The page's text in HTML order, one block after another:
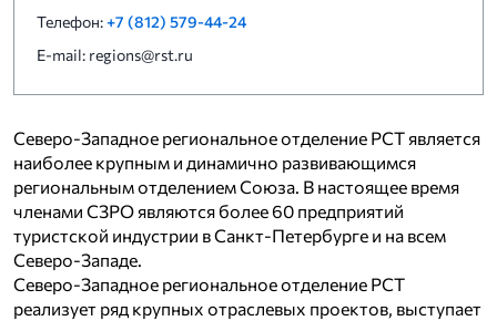
Телефон:+7 (812) 579-44-24
E-mail: regions@rst.ru
Северо-Западное региональное отделение РСТ является
наиболее крупным и динамично развивающимся
региональным отделением Союза. В настоящее время
членами СЗРО являются более 60 предприятий
туристской индустрии в Санкт-Петербурге и на всем
Северо-Западе.
Северо-Западное региональное отделение РСТ
реализует ряд крупных отраслевых проектов, выступает